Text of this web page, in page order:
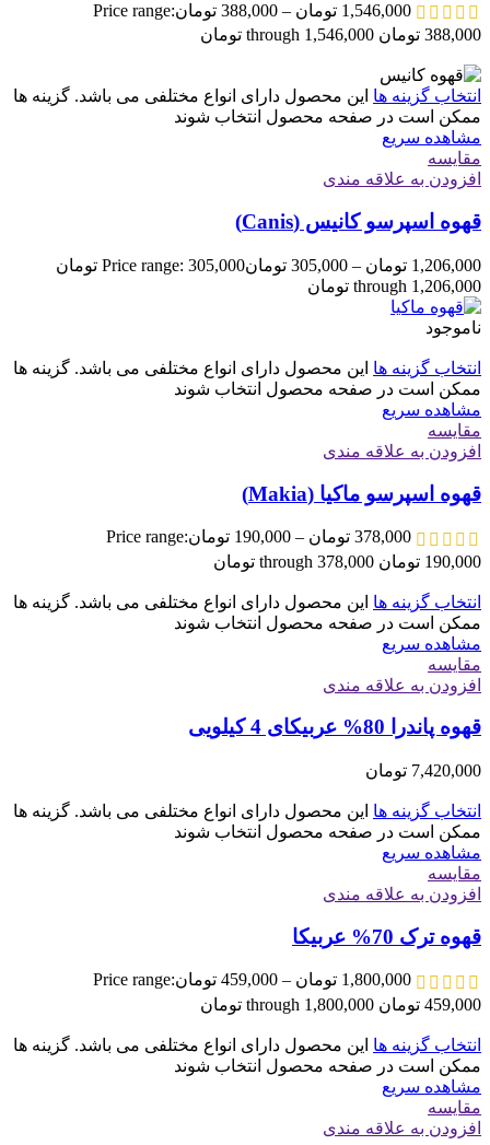
1,546,000 تومان –
388,000 تومانPrice range:
388,000 تومان through 1,546,000 تومان
انتخاب گزینه ها این محصول دارای انواع مختلفی می باشد. گزینه ها
ممکن است در صفحه محصول انتخاب شوند
مشاهده سریع
مقایسه
افزودن به علاقه مندی
قهوه اسپرسو کانیس (Canis)
1,206,000 تومان –
305,000 تومان
Price range: 305,000 تومان
through 1,206,000 تومان
ناموجود
انتخاب گزینه ها این محصول دارای انواع مختلفی می باشد. گزینه ها
ممکن است در صفحه محصول انتخاب شوند
مشاهده سریع
مقایسه
افزودن به علاقه مندی
قهوه اسپرسو ماکیا (Makia)
378,000 تومان –
190,000 تومانPrice range:
190,000 تومان through 378,000 تومان
انتخاب گزینه ها این محصول دارای انواع مختلفی می باشد. گزینه ها
ممکن است در صفحه محصول انتخاب شوند
مشاهده سریع
مقایسه
افزودن به علاقه مندی
قهوه پاندرا 80% عربیکای 4 کیلویی
7,420,000 تومان
انتخاب گزینه ها این محصول دارای انواع مختلفی می باشد. گزینه ها
ممکن است در صفحه محصول انتخاب شوند
مشاهده سریع
مقایسه
افزودن به علاقه مندی
قهوه ترک 70% عربیکا
1,800,000 تومان –
459,000 تومانPrice range:
459,000 تومان through 1,800,000 تومان
انتخاب گزینه ها این محصول دارای انواع مختلفی می باشد. گزینه ها
ممکن است در صفحه محصول انتخاب شوند
مشاهده سریع
مقایسه
افزودن به علاقه مندی